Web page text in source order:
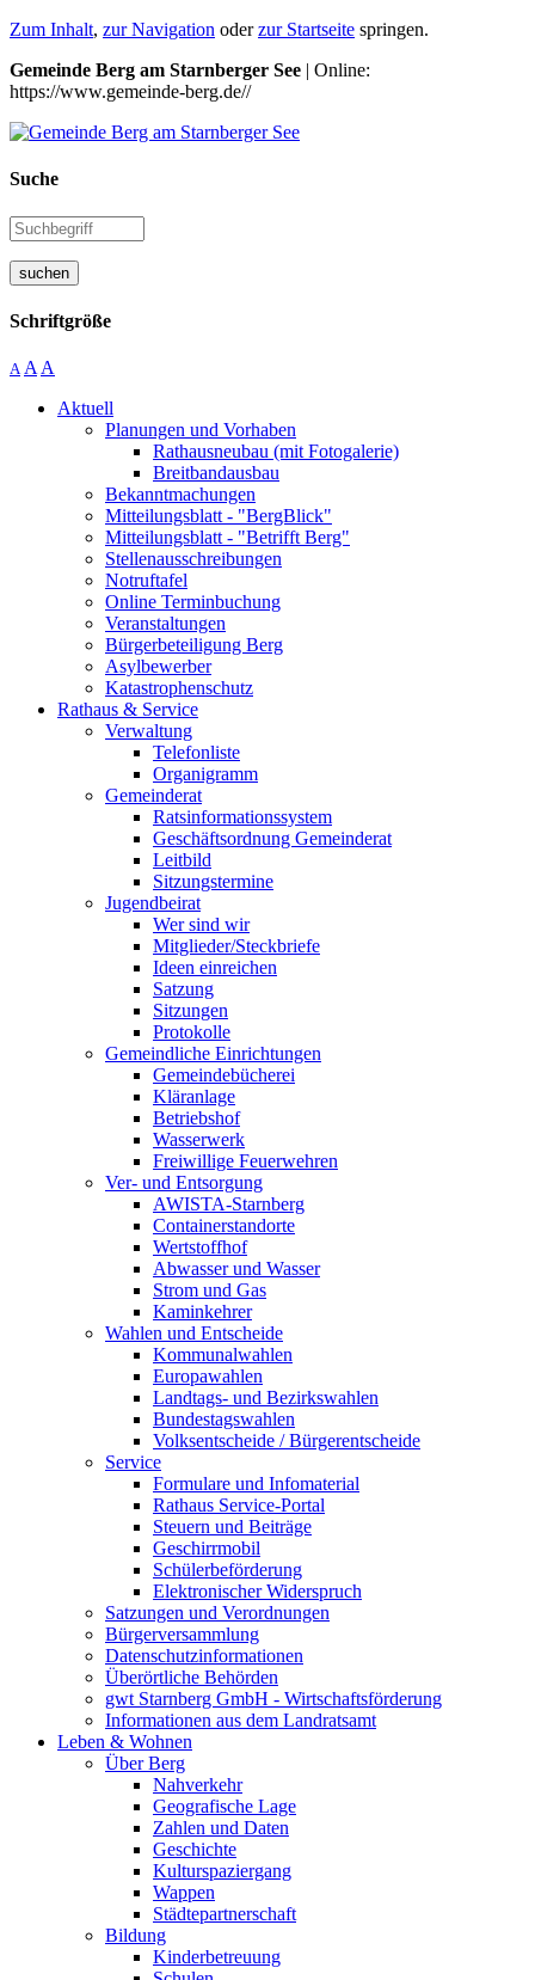
Zum Inhalt, zur Navigation oderzur Startseite springen.
Gemeinde Berg am Starnberger See | Online:
https://www.gemeinde-berg.de//
Suche
suchen
Schriftgröße
A A A
Aktuell
Planungen und Vorhaben
Rathausneubau (mit Fotogalerie)
Breitbandausbau
Bekanntmachungen
Mitteilungsblatt - "BergBlick"
Mitteilungsblatt - "Betrifft Berg"
Stellenausschreibungen
Notruftafel
Online Terminbuchung
Veranstaltungen
Bürgerbeteiligung Berg
Asylbewerber
Katastrophenschutz
Rathaus & Service
Verwaltung
Telefonliste
Organigramm
Gemeinderat
Ratsinformationssystem
Geschäftsordnung Gemeinderat
Leitbild
Sitzungstermine
Jugendbeirat
Wer sind wir
Mitglieder/Steckbriefe
Ideen einreichen
Satzung
Sitzungen
Protokolle
Gemeindliche Einrichtungen
Gemeindebücherei
Kläranlage
Betriebshof
Wasserwerk
Freiwillige Feuerwehren
Ver- und Entsorgung
AWISTA-Starnberg
Containerstandorte
Wertstoffhof
Abwasser und Wasser
Strom und Gas
Kaminkehrer
Wahlen und Entscheide
Kommunalwahlen
Europawahlen
Landtags- und Bezirkswahlen
Bundestagswahlen
Volksentscheide / Bürgerentscheide
Service
Formulare und Infomaterial
Rathaus Service-Portal
Steuern und Beiträge
Geschirrmobil
Schülerbeförderung
Elektronischer Widerspruch
Satzungen und Verordnungen
Bürgerversammlung
Datenschutzinformationen
Überörtliche Behörden
gwt Starnberg GmbH - Wirtschaftsförderung
Informationen aus dem Landratsamt
Leben & Wohnen
Über Berg
Nahverkehr
Geografische Lage
Zahlen und Daten
Geschichte
Kulturspaziergang
Wappen
Städtepartnerschaft
Bildung
Kinderbetreuung